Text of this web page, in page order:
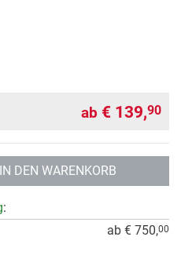
ab € 139,90
IN DEN WARENKORB
:
ab € 750,00